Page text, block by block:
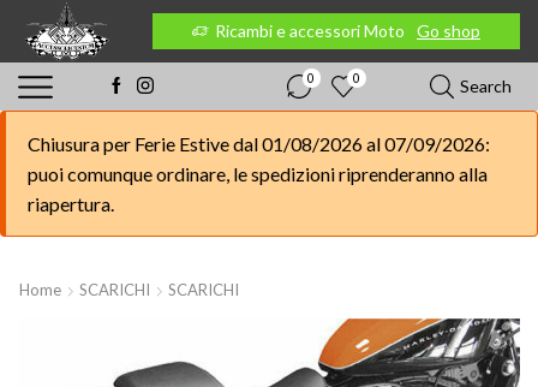
Go shop Ricambi e accessori Moto Go shop
0 0 Search
Chiusura per Ferie Estive dal 01/08/2026 al 07/09/2026:
puoi comunque ordinare, le spedizioni riprenderanno alla
riapertura.
Home SCARICHI SCARICHI